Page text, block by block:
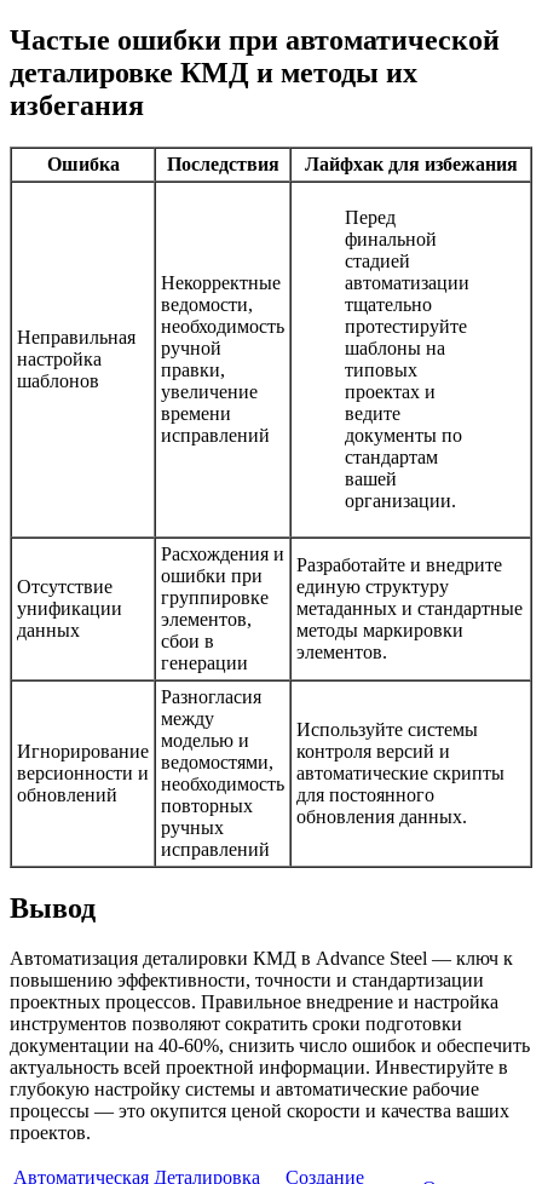
Частые ошибки при автоматической
деталировке КМД и методы их
избегания
Ошибка Последствия Лайфхак для избежания
Неправильная
настройка
шаблонов
Некорректные
ведомости,
необходимость
ручной
правки,
увеличение
времени
исправлений
Перед
финальной
стадией
автоматизации
тщательно
протестируйте
шаблоны на
типовых
проектах и
ведите
документы по
стандартам
вашей
организации.
Отсутствие
унификации
данных
Расхождения и
ошибки при
группировке
элементов,
сбои в
генерации
Разработайте и внедрите
единую структуру
метаданных и стандартные
методы маркировки
элементов.
Игнорирование
версионности и
обновлений
Разногласия
между
моделью и
ведомостями,
необходимость
повторных
ручных
исправлений
Используйте системы
контроля версий и
автоматические скрипты
для постоянного
обновления данных.
Вывод
Автоматизация деталировки КМД в Advance Steel — ключ к
повышению эффективности, точности и стандартизации
проектных процессов. Правильное внедрение и настройка
инструментов позволяют сократить сроки подготовки
документации на 40-60%, снизить число ошибок и обеспечить
актуальность всей проектной информации. Инвестируйте в
глубокую настройку системы и автоматические рабочие
процессы — это окупится ценой скорости и качества ваших
проектов.
Автоматическая Деталировка Создание